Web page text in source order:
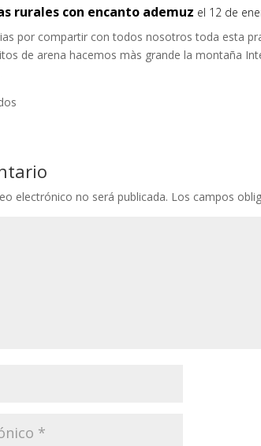
rurales con encanto ademuz el 12 de
por compartir con todos nosotros toda esta
de arena hacemos màs grande la montaña
electrónico no será publicada. Los campos